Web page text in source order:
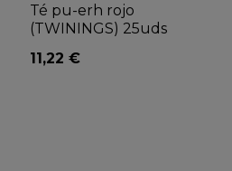
Té pu-erh rojo
(TWININGS) 25uds
11,22 €